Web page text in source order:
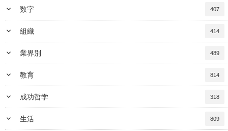
keyboard_arrow_down 数字 407
keyboard_arrow_down 組織 414
keyboard_arrow_down 業界別 489
keyboard_arrow_down 教育 814
keyboard_arrow_down 成功哲学 318
keyboard_arrow_down 生活 809